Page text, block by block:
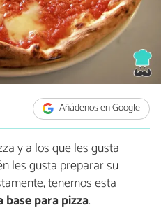
Añádenos en Google
y a los que les gusta
les gusta preparar su
tenemos esta
base para pizza.